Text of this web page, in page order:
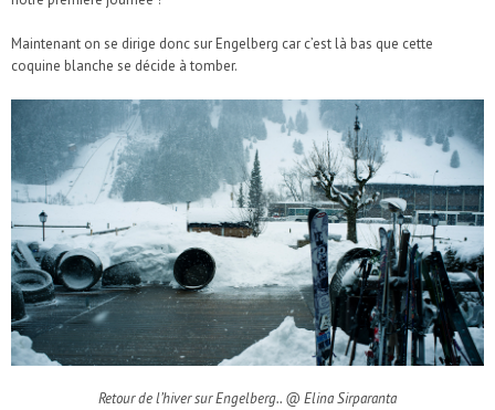
Maintenant on se dirige donc sur Engelberg car c’est là bas que cette
coquine blanche se décide à tomber.
Retour de l’hiver sur Engelberg.. @ Elina Sirparanta